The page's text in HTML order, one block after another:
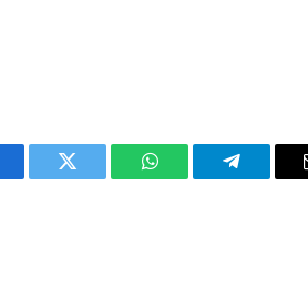
Twitter WhatsAppTelegram